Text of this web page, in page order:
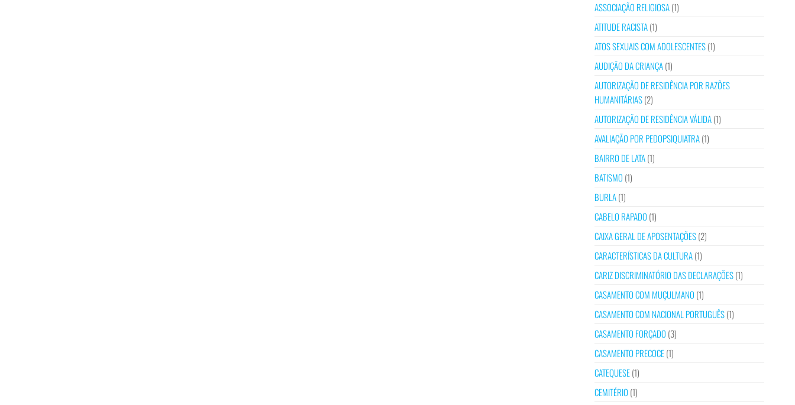
ASSOCIAÇÃO RELIGIOSA(1)
ATITUDE RACISTA(1)
ATOS SEXUAIS COM ADOLESCENTES(1)
AUDIÇÃO DA CRIANÇA(1)
AUTORIZAÇÃO DE RESIDÊNCIA POR RAZÕES
HUMANITÁRIAS(2)
AUTORIZAÇÃO DE RESIDÊNCIA VÁLIDA(1)
AVALIAÇÃO POR PEDOPSIQUIATRA(1)
BAIRRO DE LATA(1)
BATISMO (1)
BURLA(1)
CABELO RAPADO (1)
CAIXA GERAL DE APOSENTAÇÕES(2)
CARACTERÍSTICAS DA CULTURA(1)
CARIZ DISCRIMINATÓRIO DAS DECLARAÇÕES(1)
CASAMENTO COM MUÇULMANO (1)
CASAMENTO COM NACIONAL PORTUGUÊS(1)
CASAMENTO FORÇADO (3)
CASAMENTO PRECOCE(1)
CATEQUESE(1)
CEMITÉRIO (1)